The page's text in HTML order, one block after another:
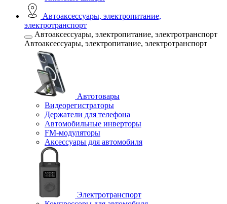
Автоаксессуары, электропитание,
электротранспорт
Автоаксессуары, электропитание, электротранспорт
Автоаксессуары, электропитание, электротранспорт
Автотовары
Видеорегистраторы
Держатели для телефона
Автомобильные инверторы
FM-модуляторы
Аксессуары для автомобиля
Электротранспорт